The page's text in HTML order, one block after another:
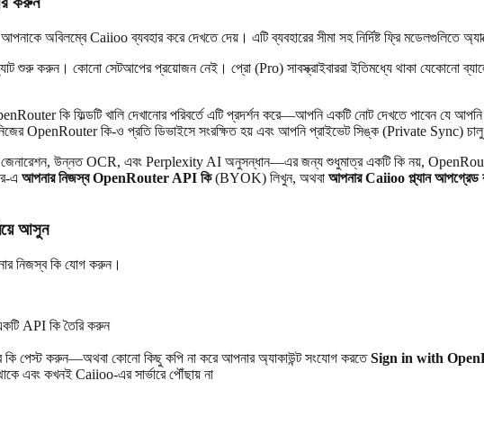
অবিলম্বে Caiioo ব্যবহার করে দেখতে দেয়। এটি ব্যবহারের সীমা সহ নির্দিষ্ট ফ্রি মডেলগুলিতে
শুরু করুন। কোনো সেটআপের প্রয়োজন নেই। প্রো (Pro) সাবস্ক্রাইবাররা ইতিমধ্যে থাকা যেকোনো
কি ফিল্ডটি খালি দেখানোর পরিবর্তে এটি প্রদর্শন করে—আপনি একটি নোট দেখতে পাবেন যে
OpenRouter কি-ও প্রতি ডিভাইসে সংরক্ষিত হয় এবং আপনি প্রাইভেট সিঙ্ক (Private Sync) চালু
জেনারেশন, উন্নত OCR, এবং Perplexity AI অনুসন্ধান—এর জন্য শুধুমাত্র একটি কি নয়,
এ আপনার নিজস্ব OpenRouter API কি(BYOK) লিখুন, অথবা আপনার Caiioo প্ল্যান আপগ্রেড
আসুন
নিজস্ব কি যোগ করুন।
API কি তৈরি করুন
কি পেস্ট করুন—অথবা কোনো কিছু কপি না করে আপনার অ্যাকাউন্ট সংযোগ করতেSign in with
এবং কখনই Caiioo-এর সার্ভারে পৌঁছায় না